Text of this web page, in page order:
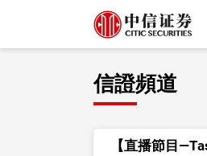
信證頻道
【直播節目